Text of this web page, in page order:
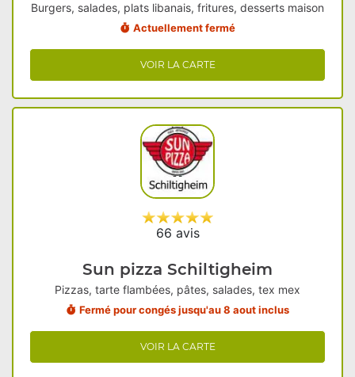
Burgers, salades, plats libanais, fritures, desserts maison
Actuellement fermé
VOIR LA CARTE
66 avis
Sun pizza Schiltigheim
Pizzas, tarte flambées, pâtes, salades, tex mex
Fermé pour congés jusqu'au 8 aout inclus
VOIR LA CARTE